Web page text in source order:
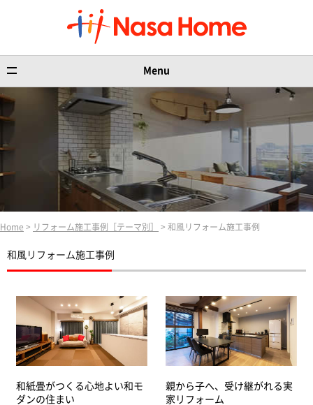
Menu
Home > リフォーム施工事例［テーマ別］ > 和風リフォーム施工事例
和風リフォーム施工事例
和紙畳がつくる心地よい和モ
ダンの住まい
親から子へ、受け継がれる実
家リフォーム